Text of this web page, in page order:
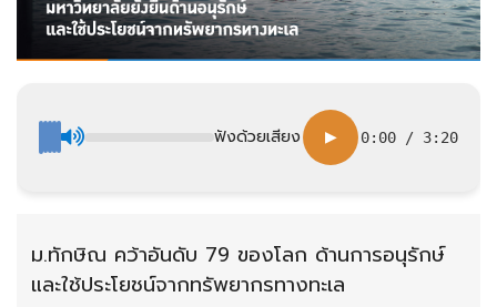
ฟังด้วยเสียง ▶ 0:00 / 3:20
ม.ทักษิณ คว้าอันดับ 79 ของโลก ด้านการอนุรักษ์
และใช้ประโยชน์จากทรัพยากรทางทะเล